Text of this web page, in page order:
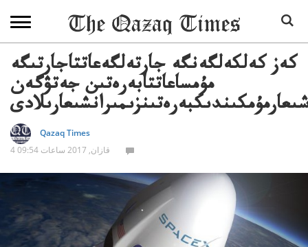
كەز كەلكەلگەنگە جارتەلگەعاتتاجارتىگە
مۇمساعاتتابەرەتىن جەتۋگەن
Qazaq Times
4 قازان, 2017 ساعات 09:54